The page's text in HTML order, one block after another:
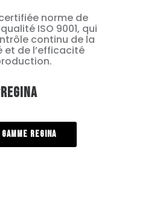
norme de
ISO 9001, qui
continu de la
de l’efficacité
REGINA